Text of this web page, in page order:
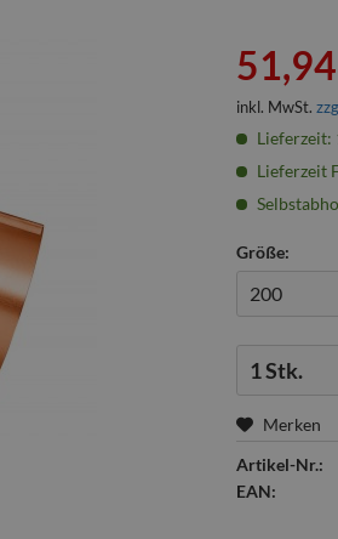
inkl. MwSt.
Lieferzeit:
Lieferzeit
Größe:
Merken
Artikel-Nr.:
EAN: